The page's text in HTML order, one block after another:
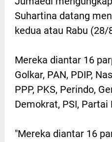
Suhartina datang
kedua atau Rabu (28/
Mereka diantar 16
Golkar, PAN, PDIP,
PPP, PKS, Perindo,
Demokrat, PSI, Partai
"Mereka diantar 16